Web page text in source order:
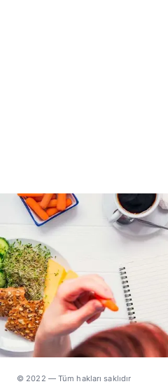
© 2022 — Tüm hakları saklıdır